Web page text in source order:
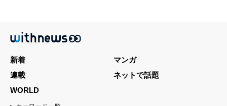
新着
マンガ
連載
ネットで話題
WORLD